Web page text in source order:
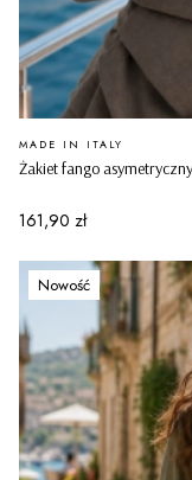
Żakiet fango
PRODUCENT
MADE IN ITALY
Cena
161,90 zł
Nowość